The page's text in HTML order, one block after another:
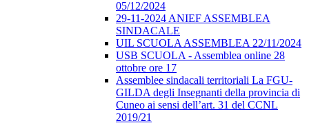
05/12/2024
29-11-2024 ANIEF ASSEMBLEA
SINDACALE
UIL SCUOLA ASSEMBLEA 22/11/2024
USB SCUOLA - Assemblea online 28
ottobre ore 17
Assemblee sindacali territoriali La FGU-
GILDA degli Insegnanti della provincia di
Cuneo ai sensi dell’art. 31 del CCNL
2019/21